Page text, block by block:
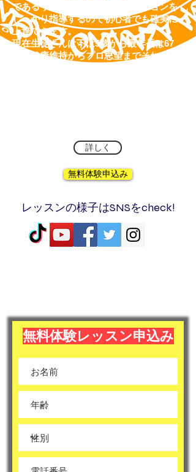
であるリズム取りやアイソレーションを
しっかり指導するので初心者でも確実に
上達できます。
現在生徒さんは下は5歳から最年長は67
歳！健康維持からプロ志望までそれぞれ
詳しく
無料体験申込み
レッスンの様子はSNSをcheck!
無料体験レッスン申込み